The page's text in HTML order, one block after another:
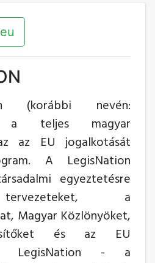
(korábbi nevén:
a teljes magyar
az EU jogalkotását
A LegisNation
egyeztetésre
a
Magyar Közlönyöket,
és az EU
LegisNation - a